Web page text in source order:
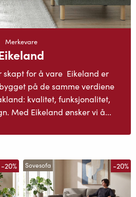
Merkevare
skapt for å vare Eikeland er
på de samme verdiene
kvalitet, funksjonalitet,
Med Eikeland ønsker vi å...
-20% Sovesofa -20%